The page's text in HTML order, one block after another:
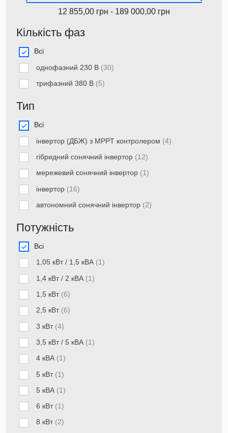
12 855,00 грн - 189 000,00 грн
Кількість фаз
Всі
однофазний 230 В (30)
трифазний 380 В (5)
Тип
Всі
інвертор (ДБЖ) з MPPT контролером (4)
гібридний сонячний інвертор (12)
мережевий сонячний інвертор (1)
інвертор (16)
автономний сонячний інвертор (2)
Потужність
Всі
1,05 кВт / 1,5 кВА (1)
1,4 кВт / 2 кВА (1)
1,5 кВт (6)
2,5 кВт (6)
3 кВт (4)
3,5 кВт / 5 кВА (1)
4 кВА (1)
5 кВт (1)
5 кВА (1)
6 кВт (1)
8 кВт (2)